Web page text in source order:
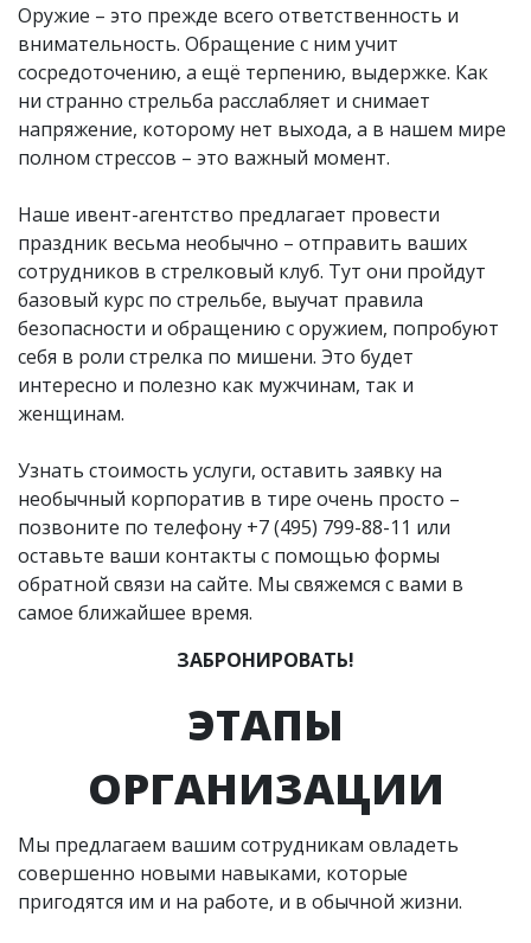
Оружие – это прежде всего ответственность и
внимательность. Обращение с ним учит
сосредоточению, а ещё терпению, выдержке. Как
ни странно стрельба расслабляет и снимает
напряжение, которому нет выхода, а в нашем мире
полном стрессов – это важный момент.
Наше ивент-агентство предлагает провести
праздник весьма необычно – отправить ваших
сотрудников в стрелковый клуб. Тут они пройдут
базовый курс по стрельбе, выучат правила
безопасности и обращению с оружием, попробуют
себя в роли стрелка по мишени. Это будет
интересно и полезно как мужчинам, так и
женщинам.
Узнать стоимость услуги, оставить заявку на
необычный корпоратив в тире очень просто –
позвоните по телефону +7 (495) 799-88-11 или
оставьте ваши контакты с помощью формы
обратной связи на сайте. Мы свяжемся с вами в
самое ближайшее время.
ЗАБРОНИРОВАТЬ!
ЭТАПЫ
ОРГАНИЗАЦИИ
Мы предлагаем вашим сотрудникам овладеть
совершенно новыми навыками, которые
пригодятся им и на работе, и в обычной жизни.